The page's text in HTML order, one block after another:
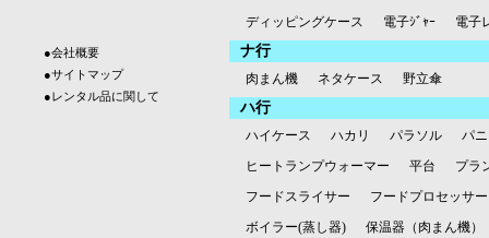
●会社概要
●サイトマップ
●レンタル品に関して
ディッピングケース
電子ｼﾞｬｰ 電子
ナ行
肉まん機 ネタケース 野立傘
ハ行
ハイケース ハカリ パラソル
パ
ヒートランプウォーマー
平台
プラ
フードスライサー
フードプロセッサー
ボイラー(蒸し器)
保温器（肉まん機）